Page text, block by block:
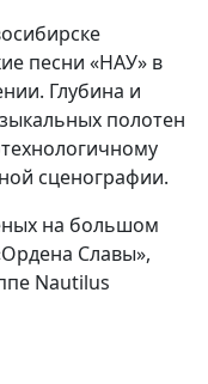
песни «НАУ» в
Глубина и
полотен
сценографии.
на большом
Славы»,
Nautilus